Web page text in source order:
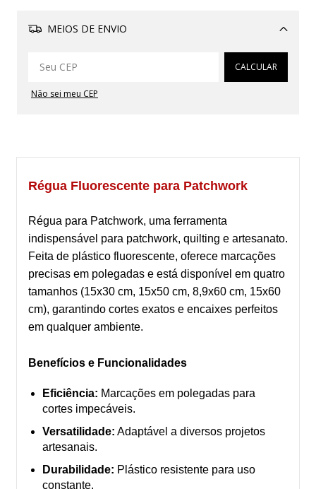
MEIOS DE ENVIO
Alterar CEP
CALCULAR
Não sei meu CEP
Régua Fluorescente para Patchwork
Régua para Patchwork, uma ferramenta
indispensável para patchwork, quilting e artesanato.
Feita de plástico fluorescente, oferece marcações
precisas em polegadas e está disponível em quatro
tamanhos (15x30 cm, 15x50 cm, 8,9x60 cm, 15x60
cm), garantindo cortes exatos e encaixes perfeitos
em qualquer ambiente.
Benefícios e Funcionalidades
Eficiência: Marcações em polegadas para
cortes impecáveis.
Versatilidade: Adaptável a diversos projetos
artesanais.
Durabilidade: Plástico resistente para uso
constante.